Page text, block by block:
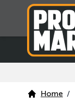
Ga naar de inhoud
Home /